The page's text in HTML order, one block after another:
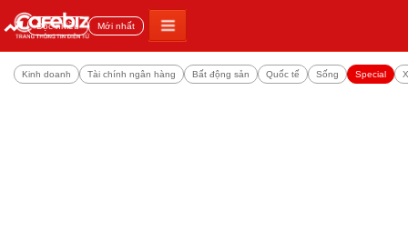
Đọc nhiều Mới nhất
Kinh doanh Tài chính ngân hàng Bất động sản Quốc tế Sống Special